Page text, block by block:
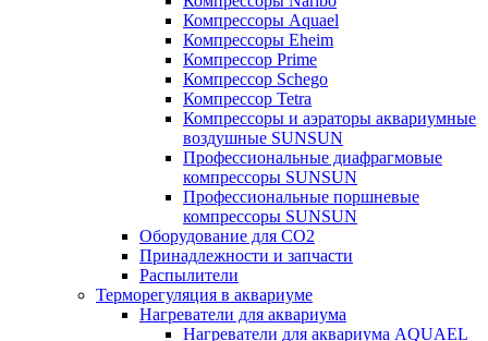
Компрессоры Aquael
Компрессоры Eheim
Компрессор Prime
Компрессор Schego
Компрессор Tetra
Компрессоры и аэраторы аквариумные
воздушные SUNSUN
Профессиональные диафрагмовые
компрессоры SUNSUN
Профессиональные поршневые
компрессоры SUNSUN
Оборудование для CO2
Принадлежности и запчасти
Распылители
Терморегуляция в аквариуме
Нагреватели для аквариума
Нагреватели для аквариума AQUAEL